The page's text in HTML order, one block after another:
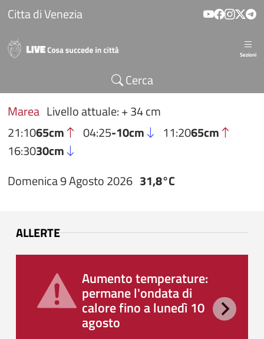
Salta al contenuto principale
Citta di Venezia
Sezioni
Cerca
Marea Livello attuale: + 34 cm
21:1065cm 04:25-10cm 11:2065cm
16:3030cm
Domenica 9 Agosto 2026 31,8°C
ALLERTE
Aumento temperature:
permane l'ondata di
calore fino a lunedì 10
agosto